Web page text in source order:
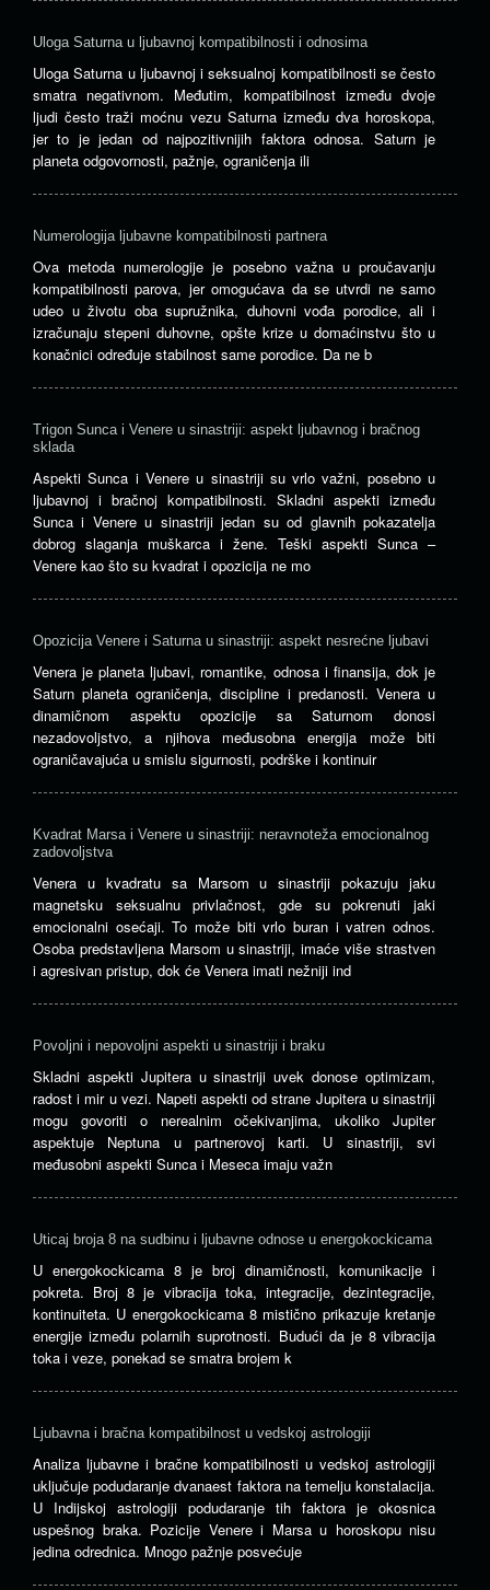
Uloga Saturna u ljubavnoj kompatibilnosti i odnosima
Uloga Saturna u ljubavnoj i seksualnoj kompatibilnosti se često
smatra negativnom. Međutim, kompatibilnost između dvoje
ljudi često traži moćnu vezu Saturna između dva horoskopa,
jer to je jedan od najpozitivnijih faktora odnosa. Saturn je
planeta odgovornosti, pažnje, ograničenja ili
Numerologija ljubavne kompatibilnosti partnera
Ova metoda numerologije je posebno važna u proučavanju
kompatibilnosti parova, jer omogućava da se utvrdi ne samo
udeo u životu oba supružnika, duhovni vođa porodice, ali i
izračunaju stepeni duhovne, opšte krize u domaćinstvu što u
konačnici određuje stabilnost same porodice. Da ne b
Trigon Sunca i Venere u sinastriji: aspekt ljubavnog i bračnog
sklada
Aspekti Sunca i Venere u sinastriji su vrlo važni, posebno u
ljubavnoj i bračnoj kompatibilnosti. Skladni aspekti između
Sunca i Venere u sinastriji jedan su od glavnih pokazatelja
dobrog slaganja muškarca i žene. Teški aspekti Sunca –
Venere kao što su kvadrat i opozicija ne mo
Opozicija Venere i Saturna u sinastriji: aspekt nesrećne ljubavi
Venera je planeta ljubavi, romantike, odnosa i finansija, dok je
Saturn planeta ograničenja, discipline i predanosti. Venera u
dinamičnom aspektu opozicije sa Saturnom donosi
nezadovoljstvo, a njihova međusobna energija može biti
ograničavajuća u smislu sigurnosti, podrške i kontinuir
Kvadrat Marsa i Venere u sinastriji: neravnoteža emocionalnog
zadovoljstva
Venera u kvadratu sa Marsom u sinastriji pokazuju jaku
magnetsku seksualnu privlačnost, gde su pokrenuti jaki
emocionalni osećaji. To može biti vrlo buran i vatren odnos.
Osoba predstavljena Marsom u sinastriji, imaće više strastven
i agresivan pristup, dok će Venera imati nežniji ind
Povoljni i nepovoljni aspekti u sinastriji i braku
Skladni aspekti Jupitera u sinastriji uvek donose optimizam,
radost i mir u vezi. Napeti aspekti od strane Jupitera u sinastriji
mogu govoriti o nerealnim očekivanjima, ukoliko Jupiter
aspektuje Neptuna u partnerovoj karti. U sinastriji, svi
međusobni aspekti Sunca i Meseca imaju važn
Uticaj broja 8 na sudbinu i ljubavne odnose u energokockicama
U energokockicama 8 je broj dinamičnosti, komunikacije i
pokreta. Broj 8 je vibracija toka, integracije, dezintegracije,
kontinuiteta. U energokockicama 8 mistično prikazuje kretanje
energije između polarnih suprotnosti. Budući da je 8 vibracija
toka i veze, ponekad se smatra brojem k
Ljubavna i bračna kompatibilnost u vedskoj astrologiji
Analiza ljubavne i bračne kompatibilnosti u vedskoj astrologiji
uključuje podudaranje dvanaest faktora na temelju konstalacija.
U Indijskoj astrologiji podudaranje tih faktora je okosnica
uspešnog braka. Pozicije Venere i Marsa u horoskopu nisu
jedina odrednica. Mnogo pažnje posvećuje